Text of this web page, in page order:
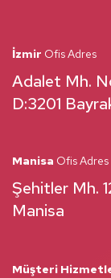
İzmir Ofis Adres
Adalet Mh.
D:3201
Manisa Ofis Adres
Şehitler Mh.
Manisa
Müşteri